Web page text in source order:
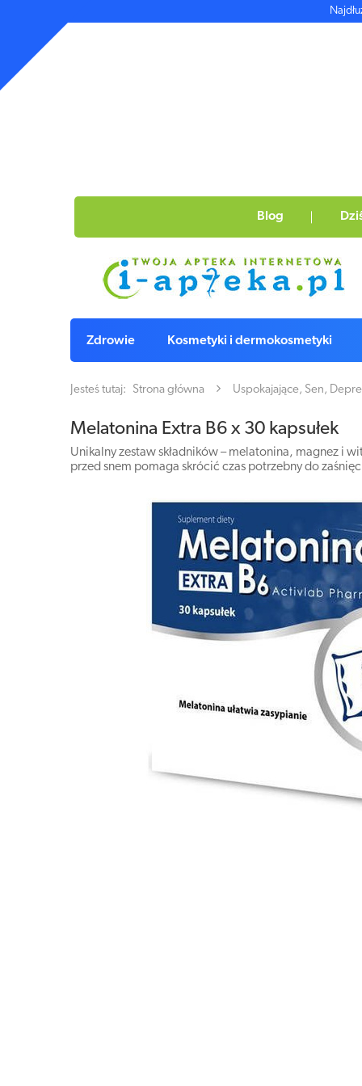
Blog
Zdrowie Kosmetyki i dermokosmetyki
Jesteś tutaj: Strona główna Uspokajające, Sen,
Melatonina Extra B6 x 30 kapsułek
Unikalny zestaw składników – melatonina, magnez i
przed snem pomaga skrócić czas potrzebny do